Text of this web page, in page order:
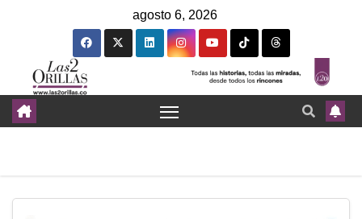
agosto 6, 2026